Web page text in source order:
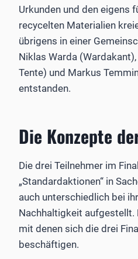
Urkunden und den eigens
recycelten Materialien
übrigens in einer
Niklas Warda
Tente) und Markus
entstanden.
Die Konzepte
Die drei Teilnehmer im
„Standardaktionen“ in
auch unterschiedlich bei
Nachhaltigkeit aufgestellt.
mit denen sich die drei
beschäftigen.